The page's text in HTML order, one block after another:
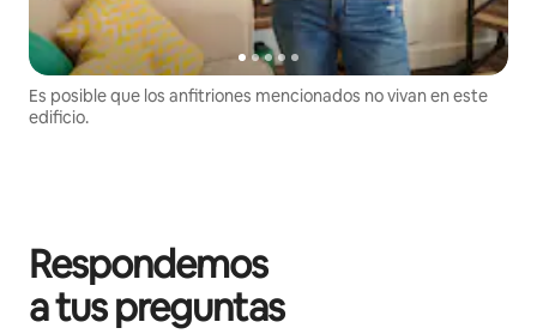
Es posible que los anfitriones mencionados no vivan en este
edificio.
Respondemos
a tus preguntas